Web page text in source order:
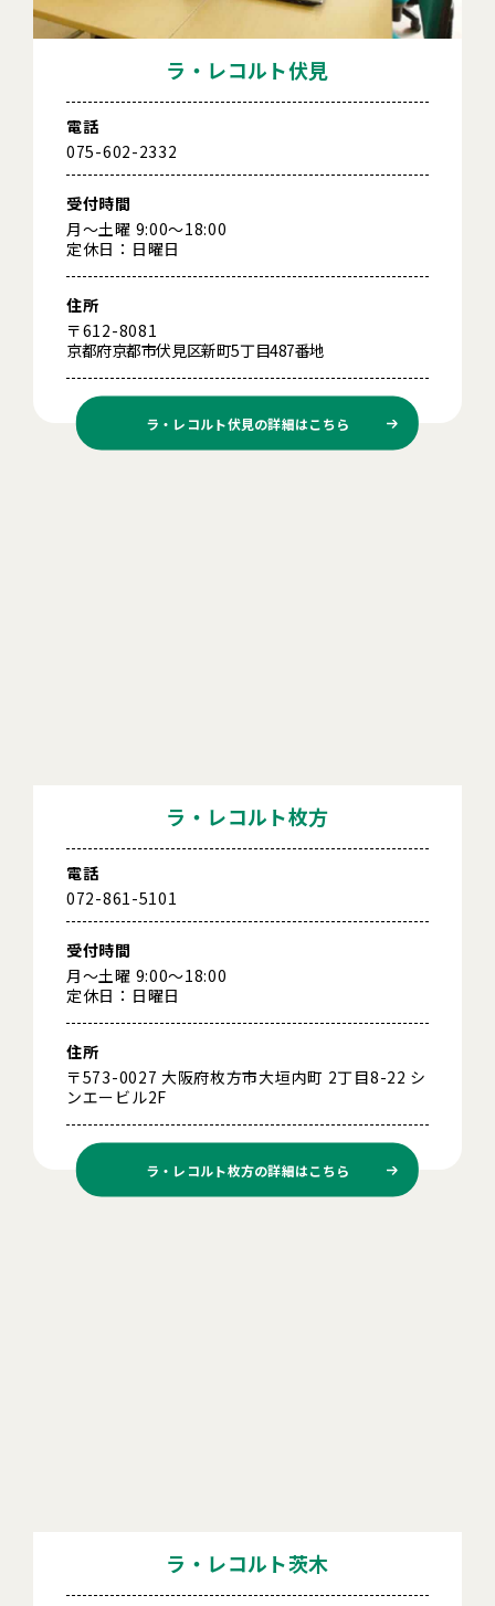
ラ・レコルト伏見
電話
075-602-2332
受付時間
月～土曜 9:00～18:00
定休日：日曜日
住所
〒612-8081
京都府京都市伏見区新町5丁目487番地
ラ・レコルト伏見の詳細はこちら
ラ・レコルト枚方
電話
072-861-5101
受付時間
月～土曜 9:00～18:00
定休日：日曜日
住所
〒573-0027 大阪府枚方市大垣内町 2丁目8-22 シ
ンエービル2F
ラ・レコルト枚方の詳細はこちら
ラ・レコルト茨木